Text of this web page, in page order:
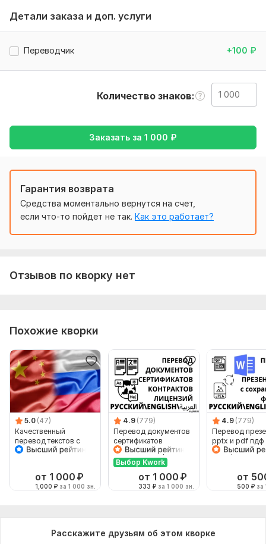
грамматике .
Тематика: Образование и наука,Семья, дети,Товары и
услуги,
с Арабского на Русский
Детали заказа и доп. услуги
Переводчик +100 ₽
Количество знаков
Заказать за 1 000 ₽
Гарантия возврата
Средства моментально вернутся на счет,
если что-то пойдет не так. Как это работает?
Отзывов по кворку нет
Похожие кворки
5.0 (47)
Качественный
перевод текстов с
китайского и на
от 1 000 ₽
1,000 ₽ за 1 000 зн.
4.9 (779)
Перевод документов
сертификатов
лицензий контрактов
апостилей document
Выбор Kwork
от 1 000 ₽
333 ₽ за 1 000 зн.
4.9 (779)
Перевод
pptx и pdf пдф
с сохранением
от
500 ₽ за
Расскажите друзьям об этом кворке